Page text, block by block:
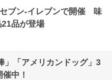
ブン-イレブンで開催 味
品が登場
」「アメリカンドッグ」3
中！